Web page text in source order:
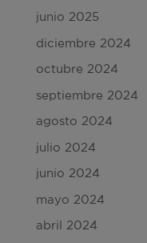
junio 2025
diciembre 2024
octubre 2024
septiembre 2024
agosto 2024
julio 2024
junio 2024
mayo 2024
abril 2024